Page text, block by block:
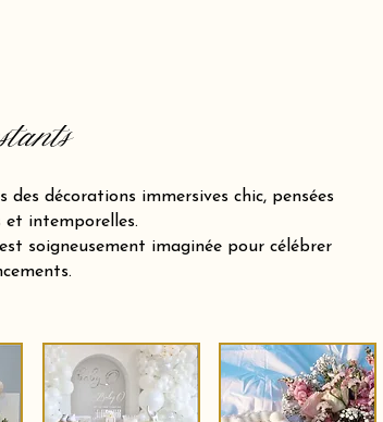
décorations immersives chic, pensées
et intemporelles.
soigneusement imaginée pour célébrer